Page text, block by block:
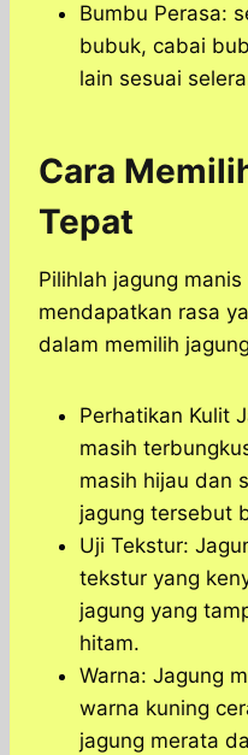
Bumbu Perasa:
bubuk, cabai
lain sesuai
Cara
Tepat
Pilihlah jagung
mendapatkan rasa
dalam memilih
Perhatikan Kulit
masih
masih hijau dan
jagung tersebut
Uji Tekstur:
tekstur yang
jagung yang
hitam.
Warna: Jagung
warna kuning
jagung merata